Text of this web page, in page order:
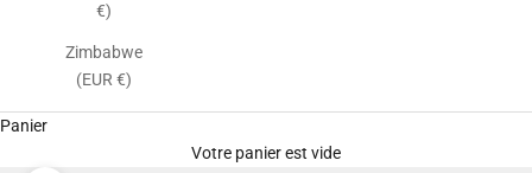
€)
Zimbabwe
(EUR €)
Panier
Votre panier est vide